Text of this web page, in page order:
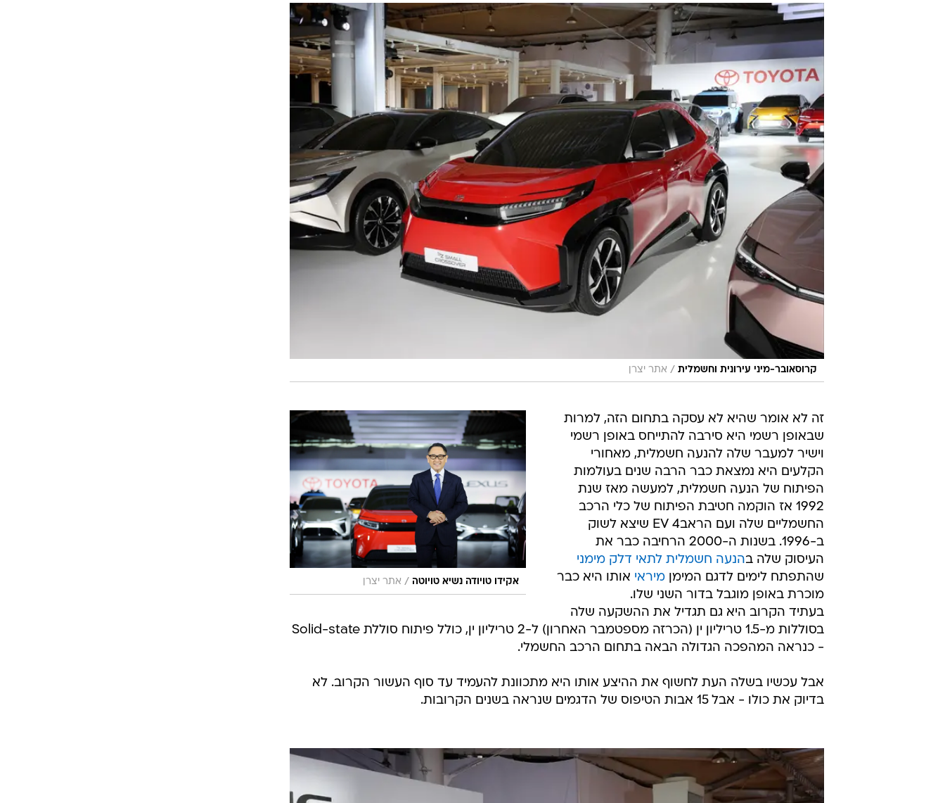
קרוסאובר-מיני עירונית וחשמלית / אתר יצרן
אקידו טויודה נשיא טויוטה / אתר יצרן
זה לא אומר שהיא לא עסקה בתחום הזה, למרות
שבאופן רשמי היא סירבה להתייחס באופן רשמי
וישיר למעבר שלה להנעה חשמלית, מאחורי
הקלעים היא נמצאת כבר הרבה שנים בעולמות
הפיתוח של הנעה חשמלית, למעשה מאז שנת
1992 אז הוקמה חטיבת הפיתוח של כלי הרכב
החשמליים שלה ועם הראב4 EV שיצא לשוק
ב-1996. בשנות ה-2000 הרחיבה כבר את
העיסוק שלה בהנעה חשמלית לתאי דלק מימני
שהתפתח לימים לדגם המימן מיראי אותו היא כבר
מוכרת באופן מוגבל בדור השני שלו.
בעתיד הקרוב היא גם תגדיל את ההשקעה שלה
בסוללות מ-1.5 טריליון ין (הכרזה מספטמבר האחרון) ל-2 טריליון ין, כולל פיתוח סוללת Solid-state
- כנראה המהפכה הגדולה הבאה בתחום הרכב החשמלי.
אבל עכשיו בשלה העת לחשוף את ההיצע אותו היא מתכוונת להעמיד עד סוף העשור הקרוב. לא
בדיוק את כולו - אבל 15 אבות הטיפוס של הדגמים שנראה בשנים הקרובות.